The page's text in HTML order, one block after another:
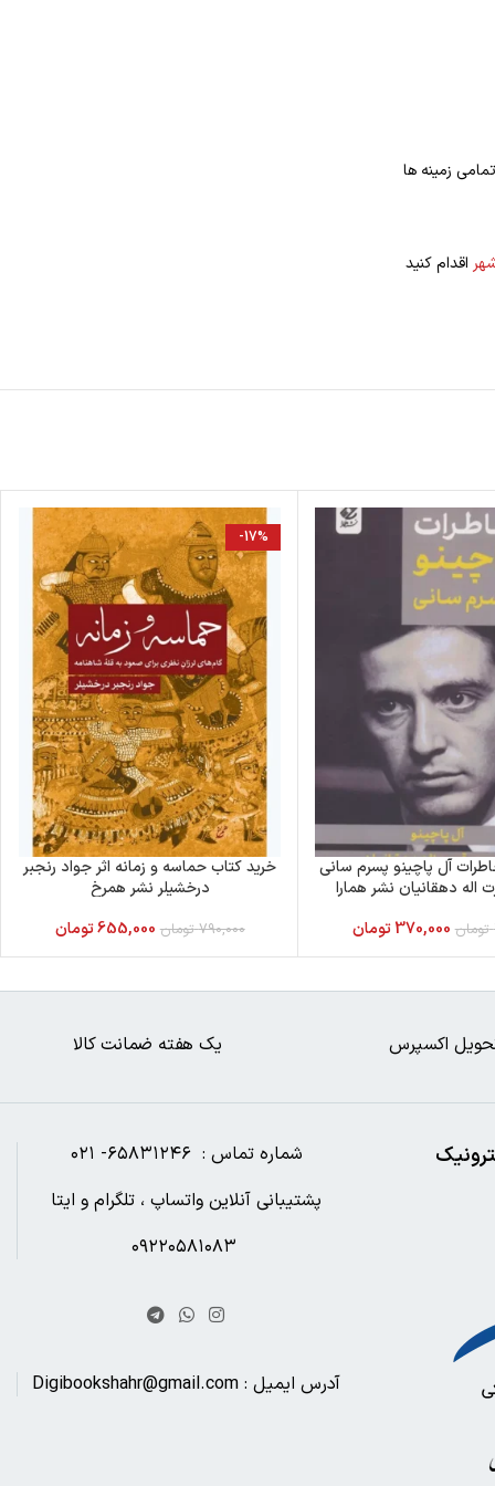
زمینه ها
اقدام کنید
آل پاچینو پسرم سانی
اله دهقانیان نشر همارا
تومان 370,000تومان
-17%
خرید کتاب حماسه و زمانه اثر جواد رنجبر
درخشیلر نشر همرخ
790,000 تومان 655,000تومان
اکسپرس یک هفته ضمانت کالا
شماره تماس : ۶۵۸۳۱۲۴۶- ۰۲۱
پشتیبانی آنلاین واتساپ ، تلگرام و ایتا
آدرس ایمیل : Digibookshahr@gmail.com